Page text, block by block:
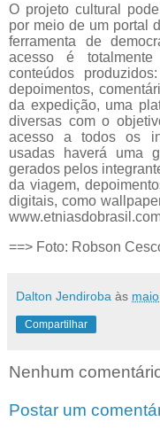
O projeto cultural
por meio de um portal
ferramenta de
acesso é
conteúdos
depoimentos,
da expedição, uma
diversas com o
acesso a todos os
usadas haverá uma
gerados pelos
da viagem,
digitais, como
==> Foto: Robson
Dalton Jendiroba às
Compartilhar
Nenhum
Postar um